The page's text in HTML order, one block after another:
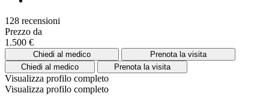
128 recensioni
Prezzo da
1.500 €
Chiedi al medico
Prenota la visita
Chiedi al medico
Prenota la visita
Visualizza profilo completo
Visualizza profilo completo